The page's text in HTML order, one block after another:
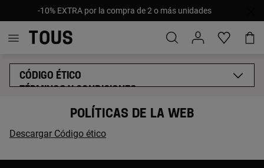
-10% EXTRA por la compra de 2 o más unidades
TÉRMINOS Y CONDICIONES
POLÍTICA DE COOKIES
POLÍTICA GENERAL DE PRIVACIDAD
AVISO LEGAL
CÓDIGO ÉTICO
POLÍTICAS DE LA WEB
Descargar Código ético